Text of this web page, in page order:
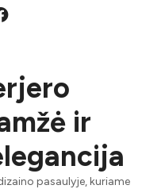
ir
pasaulyje, kuriame